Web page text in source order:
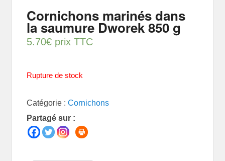
Cornichons marinés dans
la saumure Dworek 850 g
5.70€ prix TTC
Rupture de stock
Catégorie :Cornichons
Partagé sur :